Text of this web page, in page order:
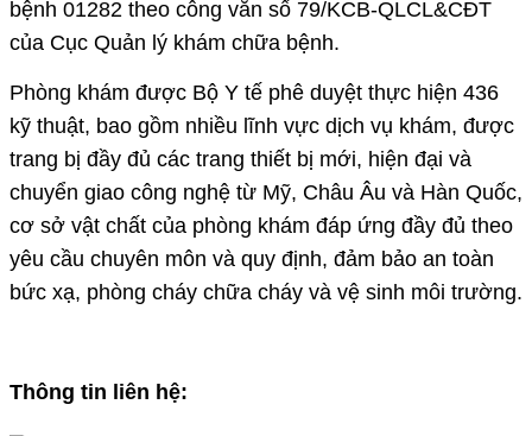
bệnh 01282 theo công văn số 79/KCB-QLCL&CĐT
của Cục Quản lý khám chữa bệnh.
Phòng khám được Bộ Y tế phê duyệt thực hiện 436
kỹ thuật, bao gồm nhiều lĩnh vực dịch vụ khám, được
trang bị đầy đủ các trang thiết bị mới, hiện đại và
chuyển giao công nghệ từ Mỹ, Châu Âu và Hàn Quốc,
cơ sở vật chất của phòng khám đáp ứng đầy đủ theo
yêu cầu chuyên môn và quy định, đảm bảo an toàn
bức xạ, phòng cháy chữa cháy và vệ sinh môi trường.
Thông tin liên hệ: